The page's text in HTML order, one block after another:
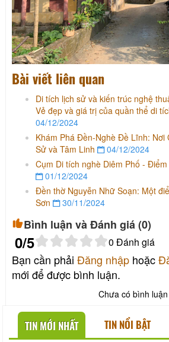
Bài viết liên quan
Di tích lịch sử và kiến trúc nghệ
Vẻ đẹp và giá trị của quần thể di
04/12/2024
Khám Phá Đền-Nghè Đề Lĩnh: Nơi
Sử và Tâm Linh
04/12/2024
Cụm Di tích nghè Diêm Phố -
01/12/2024
Đền thờ Nguyễn Nhữ Soạn: Một
Sơn
30/11/2024
Bình luận và Đánh giá (0)
0/5 0 Đánh giá
Bạn cần phải Đăng nhập hoặc
mới để được bình luận.
Chưa có bình luận
TIN MỚI NHẤT TIN NỔI BẬT